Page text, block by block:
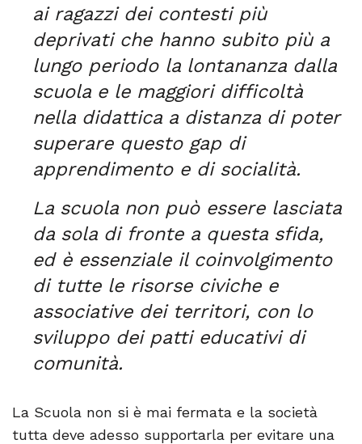
ai ragazzi dei contesti più
deprivati che hanno subito più a
lungo periodo la lontananza dalla
scuola e le maggiori difficoltà
nella didattica a distanza di poter
superare questo gap di
apprendimento e di socialità.
La scuola non può essere lasciata
da sola di fronte a questa sfida,
ed è essenziale il coinvolgimento
di tutte le risorse civiche e
associative dei territori, con lo
sviluppo dei patti educativi di
comunità.
La Scuola non si è mai fermata e la società
tutta deve adesso supportarla per evitare una